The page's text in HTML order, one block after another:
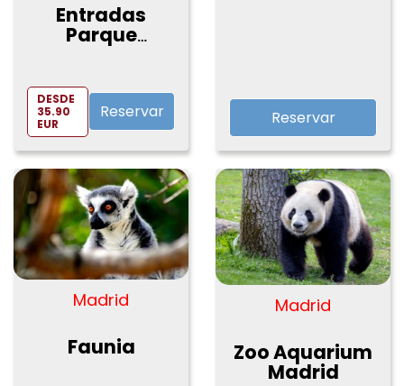
Entradas
Parque
Warner Beach
DESDE
35.90
EUR
Reservar Reservar
Madrid
Faunia
Madrid
Zoo Aquarium
Madrid